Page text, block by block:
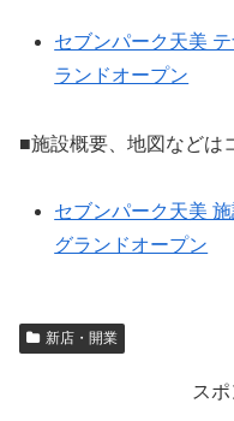
セブンパーク天美
ランドオープン
■施設概要、地図などは
セブンパーク天美
グランドオープン
新店・開業
ス